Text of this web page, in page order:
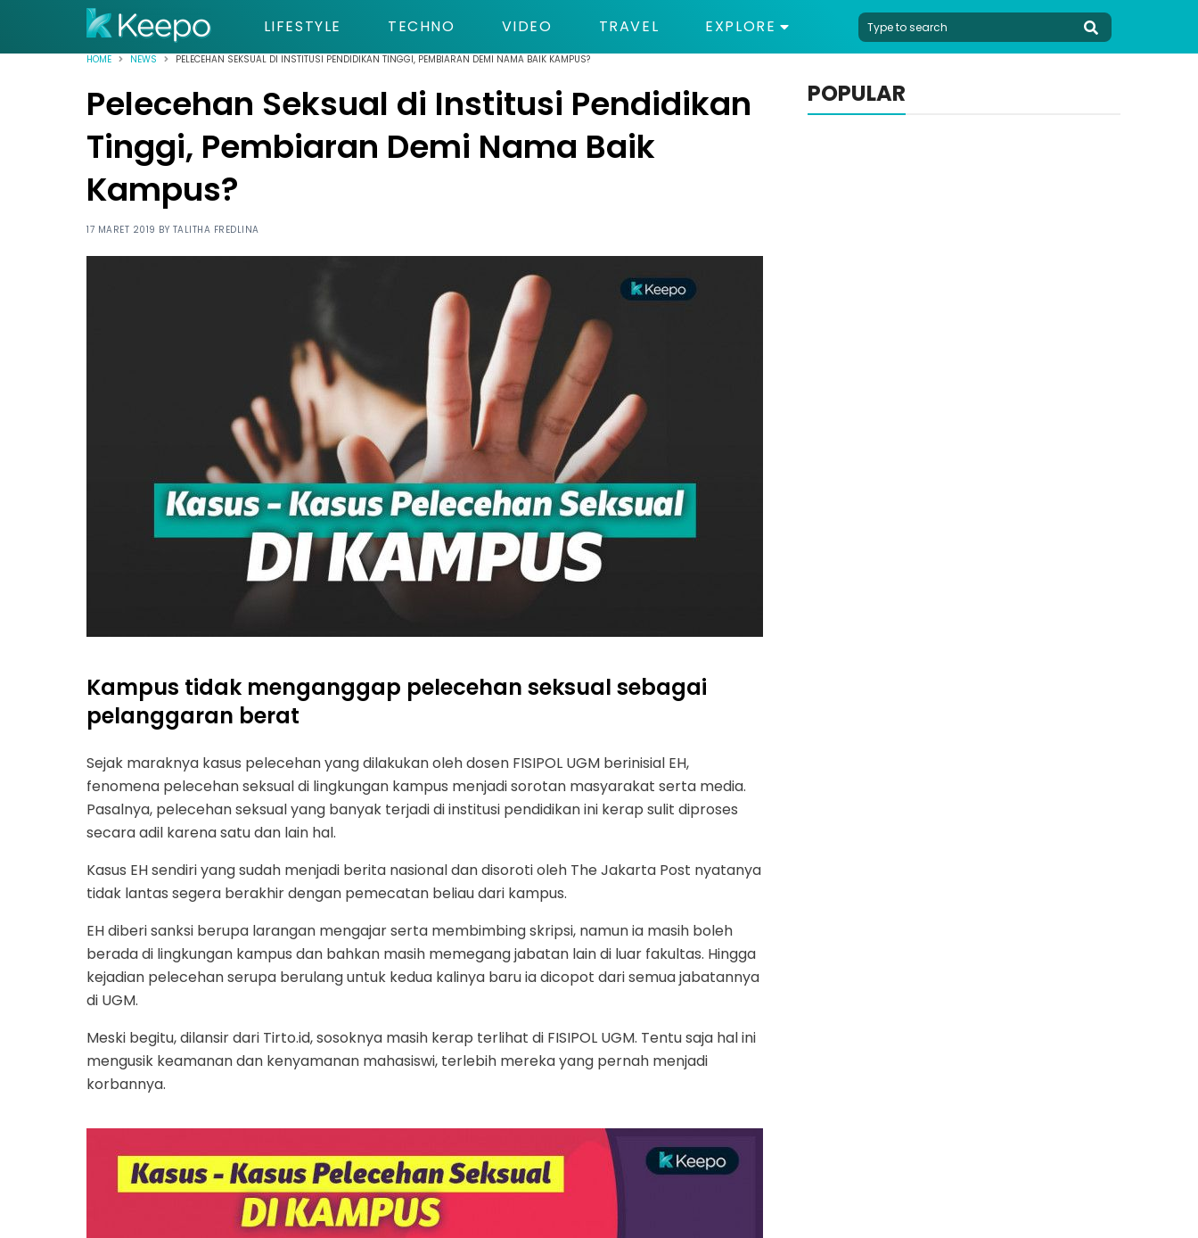
LIFESTYLE TECHNO VIDEO TRAVEL EXPLORE
HOME NEWS PELECEHAN SEKSUAL DI INSTITUSI PENDIDIKAN TINGGI, PEMBIARAN DEMI NAMA BAIK KAMPUS?
Pelecehan Seksual di Institusi Pendidikan
Tinggi, Pembiaran Demi Nama Baik
Kampus?
17 MARET 2019 BY TALITHA FREDLINA
Kampus tidak menganggap pelecehan seksual sebagai
pelanggaran berat
Sejak maraknya kasus pelecehan yang dilakukan oleh dosen FISIPOL UGM berinisial EH,
fenomena pelecehan seksual di lingkungan kampus menjadi sorotan masyarakat serta media.
Pasalnya, pelecehan seksual yang banyak terjadi di institusi pendidikan ini kerap sulit diproses
secara adil karena satu dan lain hal.
Kasus EH sendiri yang sudah menjadi berita nasional dan disoroti oleh The Jakarta Post nyatanya
tidak lantas segera berakhir dengan pemecatan beliau dari kampus.
EH diberi sanksi berupa larangan mengajar serta membimbing skripsi, namun ia masih boleh
berada di lingkungan kampus dan bahkan masih memegang jabatan lain di luar fakultas. Hingga
kejadian pelecehan serupa berulang untuk kedua kalinya baru ia dicopot dari semua jabatannya
di UGM.
Meski begitu, dilansir dari Tirto.id, sosoknya masih kerap terlihat di FISIPOL UGM. Tentu saja hal ini
mengusik keamanan dan kenyamanan mahasiswi, terlebih mereka yang pernah menjadi
korbannya.
POPULAR